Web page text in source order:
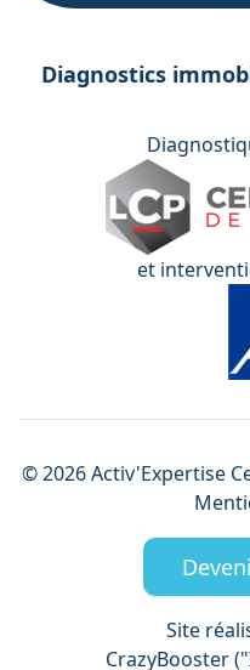
Diagnostics
et
©2026Activ'Expertise
Site
CrazyBooster